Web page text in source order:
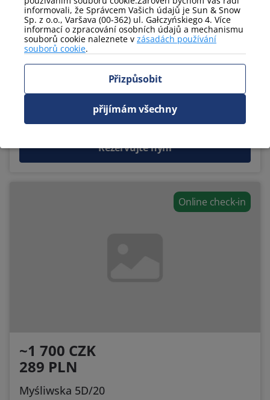
~1 465 CZK
249 PLN
Myśliwska 5C/7
Manželské postele:
Rezervujte nyní
Online check-in
~1 700 CZK
289 PLN
Myśliwska 5D/20
informovali, že Správcem Vašich údajů je Sun & Snow
Sp. z o.o., Varšava (00-362) ul. Gałczyńskiego 4. Více
informací o zpracování osobních údajů a mechanismu
souborů cookie naleznete v zásadách používání
souborů cookie.
Přizpůsobit
přijímám všechny